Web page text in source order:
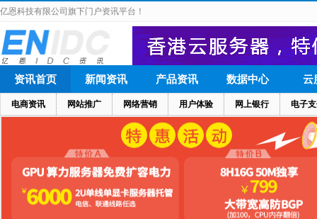
亿恩科技有限公司旗下门户资讯平台！
资讯首页
电商资讯 网站推广 网络营销 用户体验 网上银行 电子
新闻资讯 产品资讯 数据中心 云